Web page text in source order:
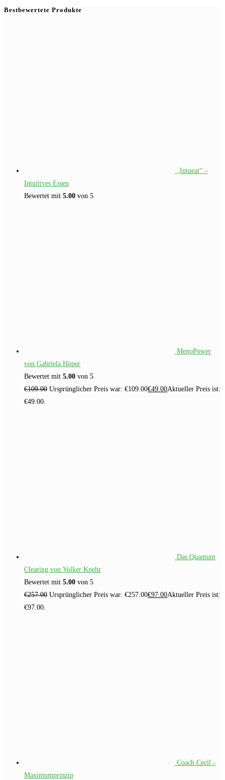
Bestbewertete Produkte
„Intueat“ –
Intuitives Essen
Bewertet mit 5.00 von 5
MenoPower
von Gabriela Höper
Bewertet mit 5.00 von 5
€109.00 Ursprünglicher Preis war: €109.00€49.00Aktueller Preis ist:
€49.00.
Das Quantum
Clearing von Volker Knehr
Bewertet mit 5.00 von 5
€257.00 Ursprünglicher Preis war: €257.00€97.00Aktueller Preis ist:
€97.00.
Coach Cecil -
Maximumprinzip